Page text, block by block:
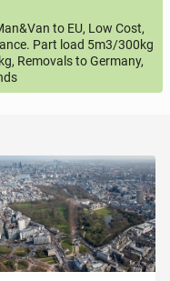
to EU, Low Cost,
Part load 5m3/300kg
Removals to Germany,